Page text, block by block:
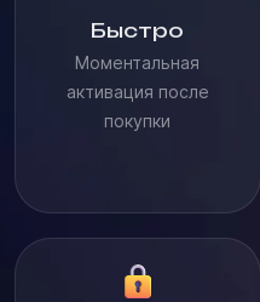
Быстро
Моментальная
активация после
покупки